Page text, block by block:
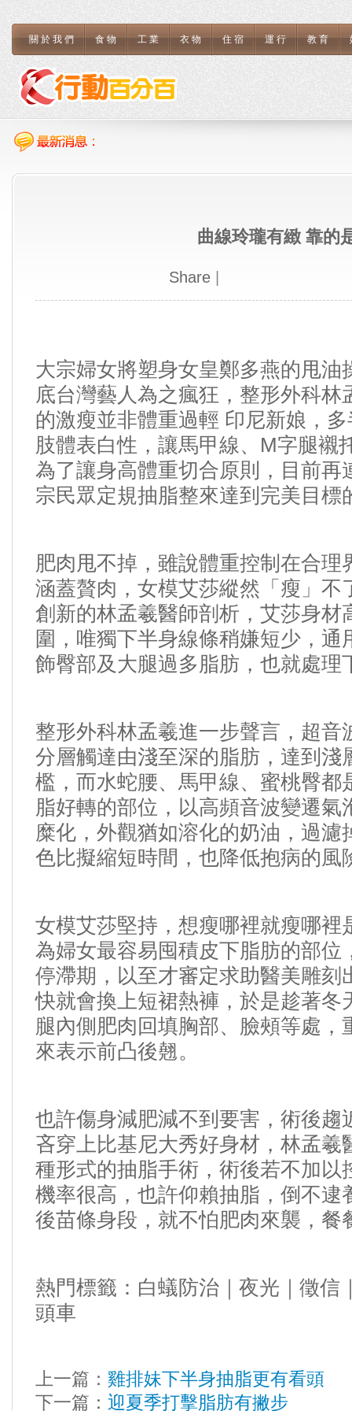
關於我們 食物 工業 衣物 住宿 運行 教育
曲線玲瓏有緻 靠的
Share
大宗婦女將塑身女皇鄭多燕的甩油
底台灣藝人為之瘋狂， 整形外科林
的激瘦並非體重過輕 印尼新娘 ，
肢體表白性，讓馬甲線、M字腿襯
為了讓身高體重切合原則，目前再
宗民眾定規抽脂整來達到完美目標
肥肉甩不掉，雖說體重控制在合理
涵蓋贅肉，女模艾莎縱然「瘦」不
創新的林孟羲醫師剖析，艾莎身材
圍，唯獨下半身線條稍嫌短少，通
飾臀部及大腿過多脂肪，也就處理
整形外科林孟羲進一步聲言，超音
分層觸達由淺至深的脂肪，達到淺
檻，而水蛇腰、馬甲線、蜜桃臀都
脂好轉的部位，以高頻音波變遷氣
糜化，外觀猶如溶化的奶油，過濾
色比擬縮短時間，也降低抱病的風
女模艾莎堅持，想瘦哪裡就瘦哪裡
為婦女最容易囤積皮下脂肪的部位
停滯期，以至才審定求助醫美雕刻
快就會換上短裙熱褲，於是趁著冬
腿內側肥肉回填胸部、臉頰等處，
來表示前凸後翹。
也許傷身減肥減不到要害，術後趨
吝穿上比基尼大秀好身材，林孟羲
種形式的抽脂手術，術後若不加以
機率很高，也許仰賴抽脂 ，倒不
後苗條身段，就不怕肥肉來襲，餐
熱門標籤： 白蟻防治 ｜ 夜光 ｜ 徵信
頭車
上一篇： 雞排妹下半身抽脂更有看頭
下一篇： 迎夏季打擊脂肪有撇步